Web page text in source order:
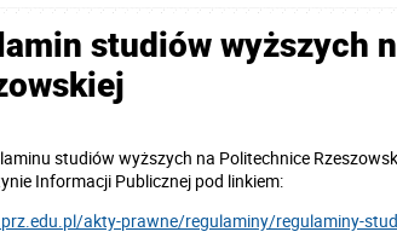
studiów wyższych
studiów wyższych na Politechnice
Informacji Publicznej pod linkiem:
akty-prawne/regulaminy/regulaminy-